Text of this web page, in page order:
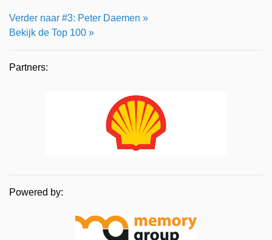
Verder naar #3: Peter Daemen »
Bekijk de Top 100 »
Partners:
Powered by: